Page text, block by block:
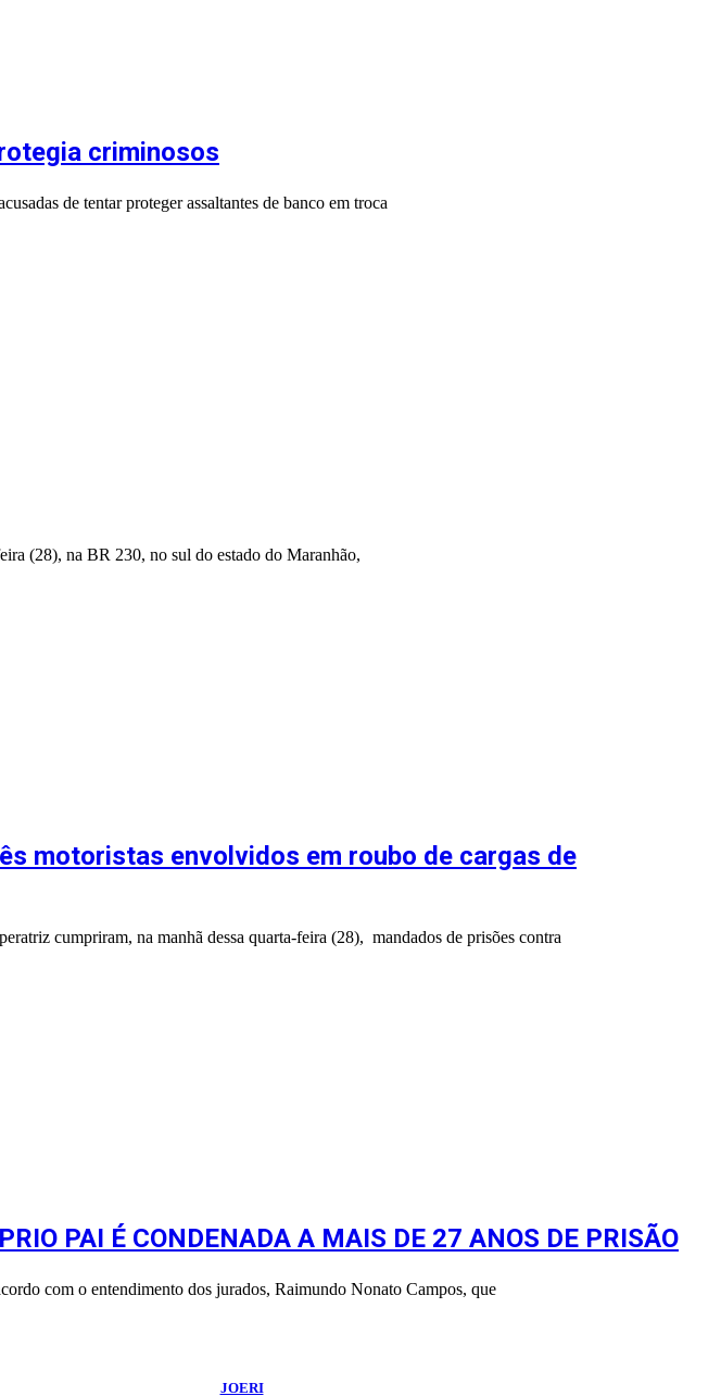
criminosos
de tentar proteger assaltantes de banco em troca
(28), na BR 230, no sul do estado do Maranhão,
motoristas envolvidos em roubo de cargas de
cumpriram, na manhã dessa quarta-feira (28), mandados de prisões contra
PAI É CONDENADA A MAIS DE 27 ANOS DE PRISÃO
com o entendimento dos jurados, Raimundo Nonato Campos, que
JOERI